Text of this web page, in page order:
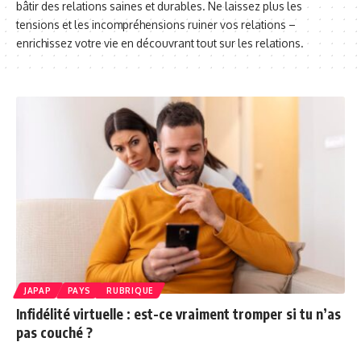
bâtir des relations saines et durables. Ne laissez plus les
tensions et les incompréhensions ruiner vos relations –
enrichissez votre vie en découvrant tout sur les relations.
JAPAP PAYS RUBRIQUE
Infidélité virtuelle : est-ce vraiment tromper si tu n’as
pas couché ?